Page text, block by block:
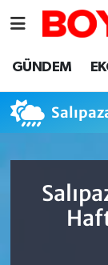
GÜNDEM
Sinop
Sinop
Sinop
Süper